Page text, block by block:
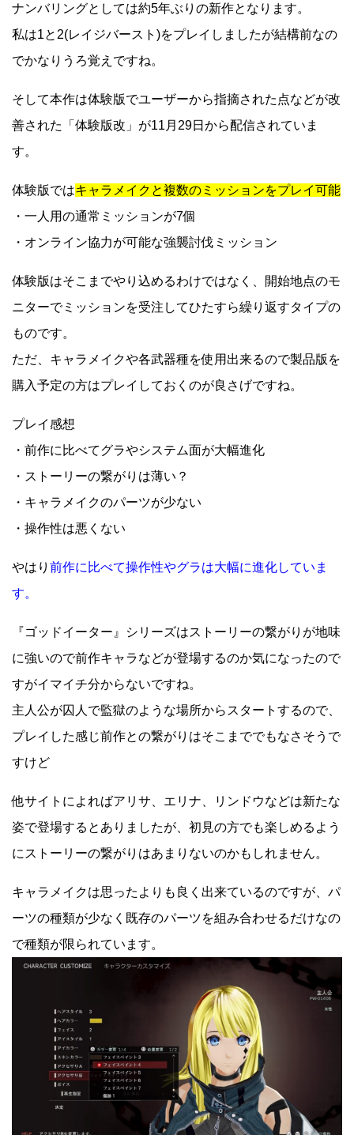
ナンバリングとしては約5年ぶりの新作となります。
私は1と2(レイジバースト)をプレイしましたが結構前なの
でかなりうろ覚えですね。
そして本作は体験版でユーザーから指摘された点などが改
善された「体験版改」が11月29日から配信されていま
す。
体験版ではキャラメイクと複数のミッションをプレイ可能
・一人用の通常ミッションが7個
・オンライン協力が可能な強襲討伐ミッション
体験版はそこまでやり込めるわけではなく、開始地点のモ
ニターでミッションを受注してひたすら繰り返すタイプの
ものです。
ただ、キャラメイクや各武器種を使用出来るので製品版を
購入予定の方はプレイしておくのが良さげですね。
プレイ感想
・前作に比べてグラやシステム面が大幅進化
・ストーリーの繋がりは薄い？
・キャラメイクのパーツが少ない
・操作性は悪くない
やはり 前作に比べて操作性やグラは大幅に進化していま
す。
『ゴッドイーター』シリーズはストーリーの繋がりが地味
に強いので前作キャラなどが登場するのか気になったので
すがイマイチ分からないですね。
主人公が囚人で監獄のような場所からスタートするので、
プレイした感じ前作との繋がりはそこまででもなさそうで
すけど
他サイトによればアリサ、エリナ、リンドウなどは新たな
姿で登場するとありましたが、初見の方でも楽しめるよう
にストーリーの繋がりはあまりないのかもしれません。
キャラメイクは思ったよりも良く出来ているのですが、パ
ーツの種類が少なく既存のパーツを組み合わせるだけなの
で種類が限られています。